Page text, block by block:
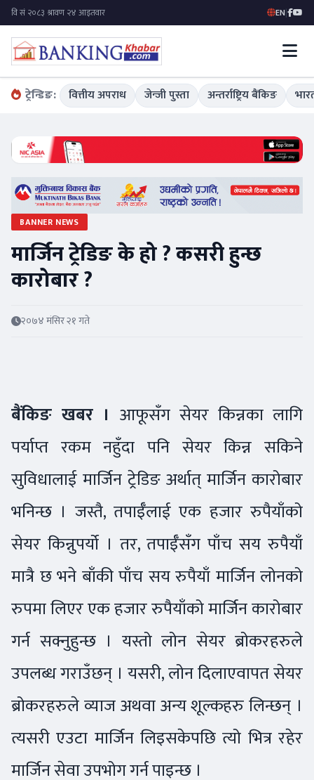
EN|
ट्रेन्डिङ: वित्तीय अपराध जेन्जी पुस्ता अन्तर्राष्ट्रिय बैंकिङ
BANNER NEWS
मार्जिन ट्रेडिङ के हो ? कसरी हुन्छ
कारोबार ?
२०७४ मंसिर २१ गते
बैंकिङ खबर । आफूसँग सेयर किन्नका लागि
पर्याप्त रकम नहुँदा पनि सेयर किन्न सकिने
सुविधालाई मार्जिन ट्रेडिङ अर्थात् मार्जिन कारोबार
भनिन्छ । जस्तै, तपाईँलाई एक हजार रुपैयाँको
सेयर किन्नुपर्यो । तर, तपाईँसँग पाँच सय रुपैयाँ
मात्रै छ भने बाँकी पाँच सय रुपैयाँ मार्जिन लोनको
रुपमा लिएर एक हजार रुपैयाँको मार्जिन कारोबार
गर्न सक्नुहुन्छ । यस्तो लोन सेयर ब्रोकरहरुले
उपलब्ध गराउँछन् । यसरी, लोन दिलाएवापत सेयर
ब्रोकरहरुले व्याज अथवा अन्य शूल्कहरु लिन्छन् ।
त्यसरी एउटा मार्जिन लिइसकेपछि त्यो भित्र रहेर
मार्जिन सेवा उपभोग गर्न पाइन्छ ।